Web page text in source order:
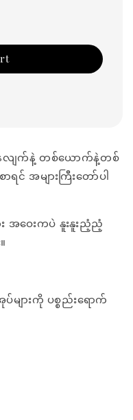
လျက်နဲ့ တစ်ယောက်နဲ့တစ်
အများကြီးတော်ပါ
အဝေးကပဲ နူးနူးညံ့ညံ့
ျားကို ပစ္စည်းရောက်